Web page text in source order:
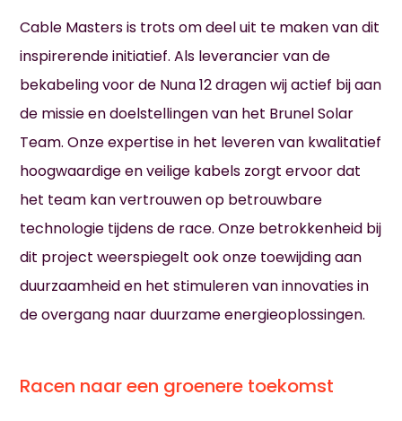
Cable Masters is trots om deel uit te maken van dit
inspirerende initiatief. Als leverancier van de
bekabeling voor de Nuna 12 dragen wij actief bij aan
de missie en doelstellingen van het Brunel Solar
Team. Onze expertise in het leveren van kwalitatief
hoogwaardige en veilige kabels zorgt ervoor dat
het team kan vertrouwen op betrouwbare
technologie tijdens de race. Onze betrokkenheid bij
dit project weerspiegelt ook onze toewijding aan
duurzaamheid en het stimuleren van innovaties in
de overgang naar duurzame energieoplossingen.
Racen naar een groenere toekomst